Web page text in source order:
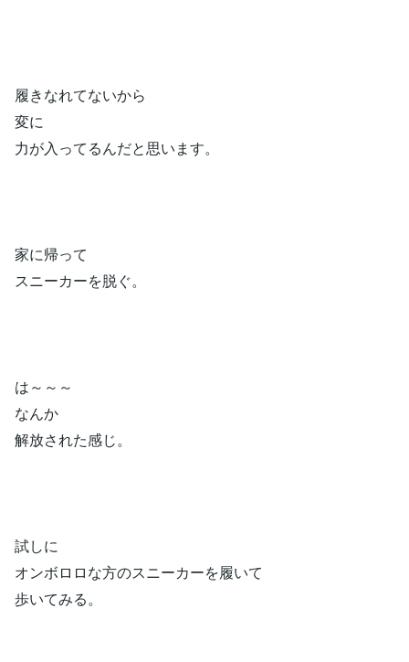
履きなれてないから
変に
力が入ってるんだと思います。
家に帰って
スニーカーを脱ぐ。
は～～～
なんか
解放された感じ。
試しに
オンボロロな方のスニーカーを履いて
歩いてみる。